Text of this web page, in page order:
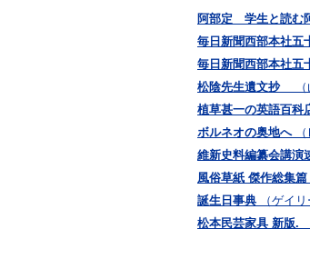
阿部定 学生と読む
毎日新聞西部本社五
毎日新聞西部本社五
松陰先生遺文抄
植草甚一の英語百科
ボルネオの奥地へ
維新史料編纂会講
風俗草紙 傑作総集篇
誕生日事典
（ゲイ
松本民芸家具 新版.